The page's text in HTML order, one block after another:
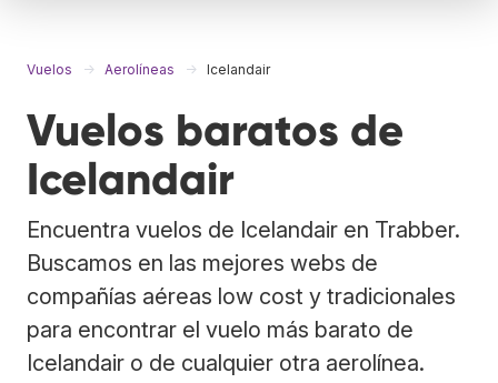
Vuelos Aerolíneas Icelandair
Vuelos baratos de
Icelandair
Encuentra vuelos de Icelandair en Trabber.
Buscamos en las mejores webs de
compañías aéreas low cost y tradicionales
para encontrar el vuelo más barato de
Icelandair o de cualquier otra aerolínea.